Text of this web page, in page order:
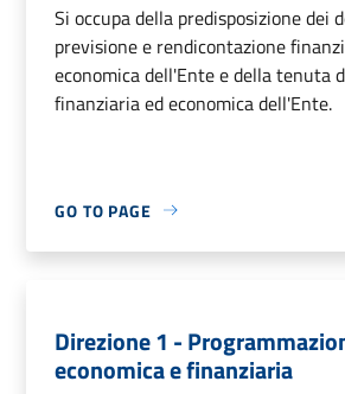
Si occupa della predisposizione dei
previsione e rendicontazione
economica dell'Ente e della tenuta
finanziaria ed economica dell'Ente.
GO TO PAGE
Direzione 1 -
economica e finanziaria